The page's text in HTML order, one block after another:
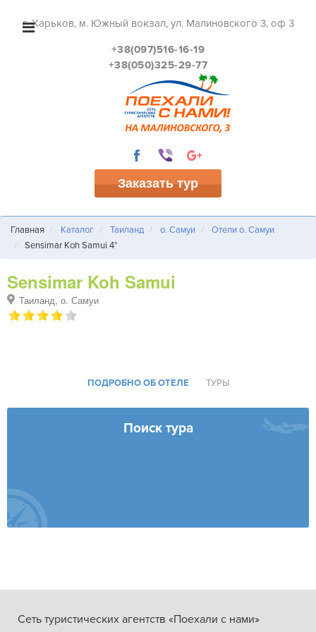
г. Харьков, м. Южный вокзал, ул. Малиновского 3, оф 3
+38(097)516-16-19
+38(050)325-29-77
Заказать тур
Главная Каталог Таиланд о. Самуи
Отели о. Самуи
Sensimar Koh Samui 4*
Sensimar Koh Samui
Таиланд, о. Самуи
ПОДРОБНО ОБ ОТЕЛЕ ТУРЫ
Поиск тура
Сеть туристических агентств «Поехали с нами»